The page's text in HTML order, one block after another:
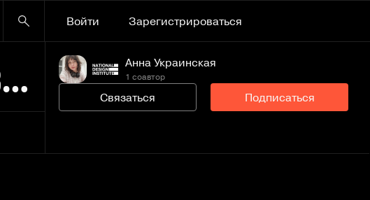
Войти Зарегистрироваться
Мураками | Дизайн многостраничного издания Анна Украинская
1 соавтор
Связаться Подписаться